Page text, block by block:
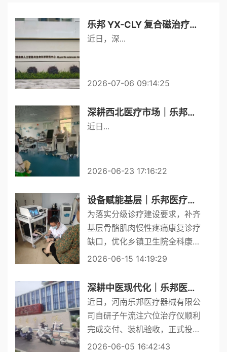
乐邦 YX-CLY 复合磁治疗仪落地深圳生命科学研究中心，助力糖尿病代谢前沿科研
近日，深...
2026-07-06 09:14:25
深耕西北医疗市场｜乐邦多款康复理疗设备成功入驻新疆某医院并完成装机培训
近日...
2026-06-23 17:16:22
设备赋能基层｜乐邦医疗冲击波治疗仪入驻基层卫生院 装机培训圆满落幕
为落实分级诊疗建设要求，补齐
基层骨骼肌肉慢性疼痛康复诊疗
缺口，优化乡镇卫生院全科康复
诊疗服务能力，近日，乐邦医疗
利完成基层卫生院全域供货、设
备落地、整机调试验收工作，厂
家...
2026-06-15 14:19:29
深耕中医现代化｜乐邦医疗子午流注穴位治疗仪正式入驻山东某中医院
近日，河南乐邦医疗器械有限公
司自研子午流注穴位治疗仪顺利
完成交付、装机验收，正式投入
山东地区医院康复科、针灸科临
2026-06-05 16:42:43